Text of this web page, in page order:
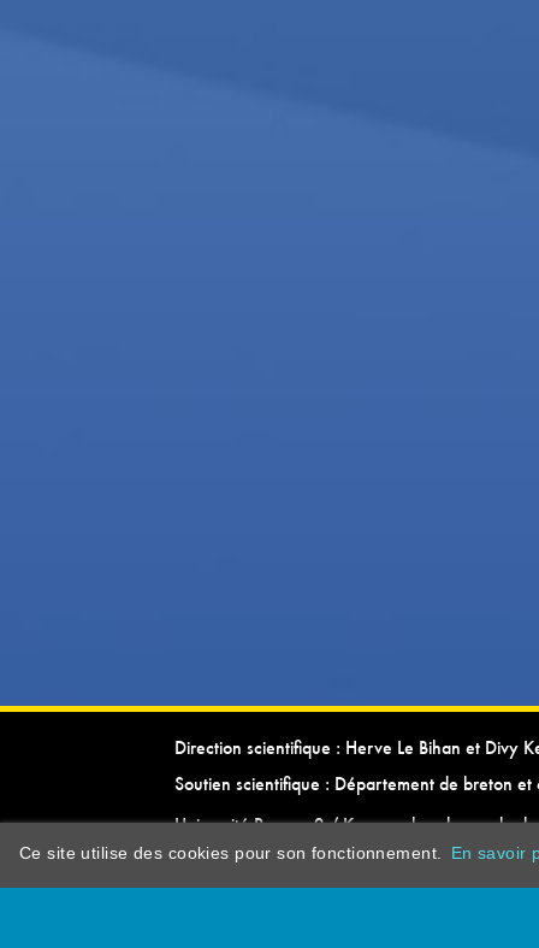
Direction scientifique : Herve Le Bihan et Divy
Soutien scientifique : Département de breton et
Université Rennes 2 / Kevrenn brezhoneg ha
Ce site utilise des cookies pour son fonctionnement. En savoir